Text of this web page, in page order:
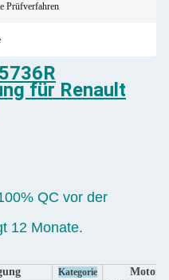
Prüfverfahren
für Renault
QC vor der
12 Monate.
Kategorie Motor